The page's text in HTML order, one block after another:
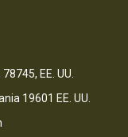
EE. UU.
19601 EE. UU.